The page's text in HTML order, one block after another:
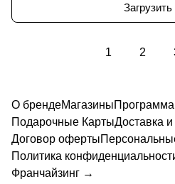
1 2
О брендеМагазины
Подарочные КартыДоставка
Договор оферты
Политика
Франчайзинг →